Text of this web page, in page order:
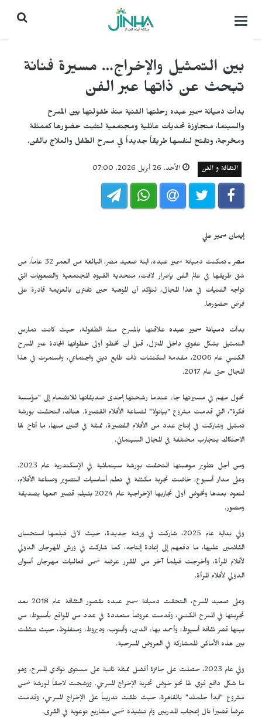
التحكم
بين التمثيل والإخراج… مسيرة فنانة
تبحث عن ذاتها عبر الفن
بدأت دميانة سمير عبده رحلتها الفنية منذ طفولتها بين المسرح
والسينما، متجاوزة تحديات عائلية ومجتمعية لتثبت حضورها كممثلة
ومخرجة، وتفتح لنفسها طريقاً جديداً في مسرح الطفل والعلاج بالفن.
الثقافة و الفن الأحد, 26 أبريل 2026, 07:00
إيمان سمير علي
مصر ـ
تمكنت دميانة سمير عبده، ابنة صعيد مصر، البالغة من العمر 32 عاماً، من
شق طريقها في عالم الفن بإصرار لافت، متحدية القيود المجتمعية والصعوبات التي
تواجه الفتيات في هذا المجال، لتؤكد أن الموهبة حين تقترن بالعزيمة قادرة على
فرض حضورها.
بدأت دميانة سمير عبده علاقتها بالمسرح منذ الطفولة، حيث كانت تمارس
التمثيل بشكل عفوي داخل المنزل، قبل أن تخطو أولى خطواتها الجادة عبر المسرح
الكنسي عام 2006، مقدمة اسكتشات ذات طابع ديني واجتماعي، واستمرت في هذا
المجال حتى عام 2017.
تحول مهم في مسيرتها جاء عندما رشحتها إحدى صديقاتها للانضمام إلى "مؤسسة
فكرة"، التي قدمت مشروع "بيانولا" لصناعة الأفلام القصيرة. هناك، التحقت بورشة
تمثيل وشاركت في إنتاج عدد من الأفلام القصيرة، ممثلة في اثنين منها، ما أتاح لها
الاحتكاك بتجارب مختلفة في المجال السينمائي.
ومن أجل تطوير موهبتها التحقت بورشة سينمائية في الإسكندرية عام 2023.
وعلى مدار أسبوع، خاضت تجربة مكثفة في تعلم أساسيات التصوير وصناعة الأفلام،
لتعود بعدها وتخوض أولى تجاربها الإخراجية عام 2024 بفيلم قصير جمعها بصديقة
ومصور.
وفي بداية عام 2025، شاركت في ورشة جديدة، حيث لاقى فيلمها استحسان
القائمين عليها، ما دفعهم إلى إعادة إنتاجه، كما شاركت في ورش المهرجان الدولي
لأفلام المرأة، وأخرجت فيلماً آخر من المقرر عرضه ضمن فعاليات مهرجان أسوان
الدولي لأفلام المرأة.
وعلى صعيد المسرح، التحقت دميانة سمير عبده بقصور الثقافة عام 2018 بعد
تجربتها في المسرح الكنسي، وقدمت عروضاً متعددة في عدد من المواقع بأسيوط، من
بينها قصر ثقافة أسيوط، وأحمد بهاء الدين، وأبنوب، وديروط، ومنفلوط، حيث تنقلت
بين هذه الأماكن للمشاركة في العروض المسرحية.
وفي عام 2023، حصلت على جائزة أفضل ممثلة ثانية على مستوى نوادي المسرح، وهو
ما شكل دافع قوي لها نحو خوض تجربة الإخراج المسرحي. ورُشحت لاحقاً لورشة ضمن
مشروع "ابدأ حلمك" بالقاهرة، حيث تلقت تدريباً على الإخراج المسرحي، وقدمت
عرضاً قصيراً نال إعجاب المدربين وتم تنفيذه ضمن مشاريع توعوية في القرى.